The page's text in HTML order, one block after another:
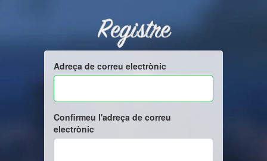
Registre
Adreça de correu electrònic
Confirmeu l'adreça de correu
electrònic